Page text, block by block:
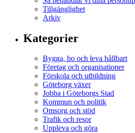
Tillgänglighet
Arkiv
Kategorier
Bygga, bo och leva hållbart
Företag och organisationer
Förskola och utbildning
Göteborg växer
Jobba i Göteborgs Stad
Kommun och politik
Omsorg och stöd
Trafik och resor
Uppleva och göra